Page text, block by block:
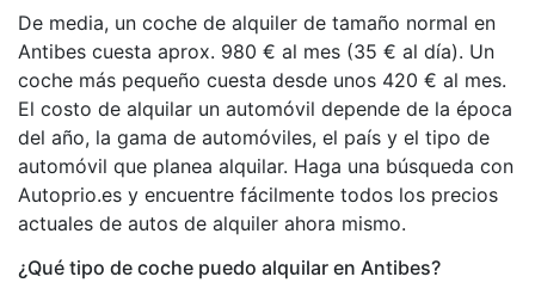
De media, un coche de alquiler de tamaño normal en
Antibes cuesta aprox. 980 € al mes (35 € al día). Un
coche más pequeño cuesta desde unos 420 € al mes.
El costo de alquilar un automóvil depende de la época
del año, la gama de automóviles, el país y el tipo de
automóvil que planea alquilar. Haga una búsqueda con
Autoprio.es y encuentre fácilmente todos los precios
actuales de autos de alquiler ahora mismo.
¿Qué tipo de coche puedo alquilar en Antibes?